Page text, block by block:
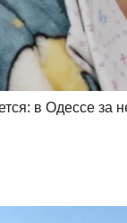
в Одессе за